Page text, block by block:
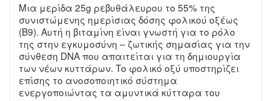
Μια μερίδα 25g ρεβυθάλευρου το 55% της
συνιστώμενης ημερίσιας δόσης φολικού οξέως
(B9). Αυτή η βιταμίνη είναι γνωστή για το ρόλο
της στην εγκυμοσύνη – ζωτικής σημασίας για την
σύνθεση DNA που απαιτείται για τη δημιουργία
των νέων κυττάρων. Το φολικό οξύ υποστηρίζει
επίσης το ανοσοποιητικό σύστημα
ενεργοποιώντας τα αμυντικά κύτταρα του